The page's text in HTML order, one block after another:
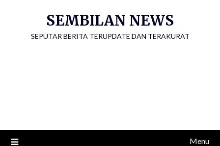
SEMBILAN NEWS
SEPUTAR BERITA TERUPDATE DAN TERAKURAT
Menu